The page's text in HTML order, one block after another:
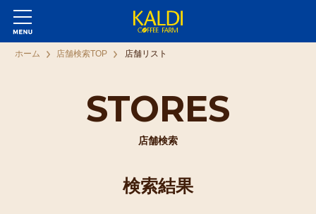
STORES
店舗検索
ホーム 店舗検索TOP 店舗リスト
検索結果